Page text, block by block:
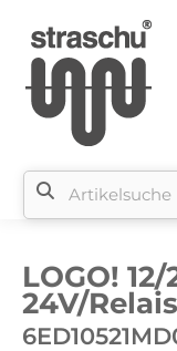
LOGO!
24V/